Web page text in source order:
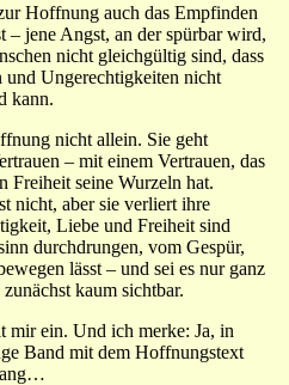
Hoffnung auch das Empfinden
– jene Angst, an der spürbar wird,
nicht gleichgültig sind, dass
und Ungerechtigkeiten nicht
kann.
nicht allein. Sie geht
– mit einem Vertrauen, das
Freiheit seine Wurzeln hat.
nicht, aber sie verliert ihre
Liebe und Freiheit sind
durchdrungen, vom Gespür,
lässt – und sei es nur ganz
kaum sichtbar.
ein. Und ich merke: Ja, in
Band mit dem Hoffnungstext